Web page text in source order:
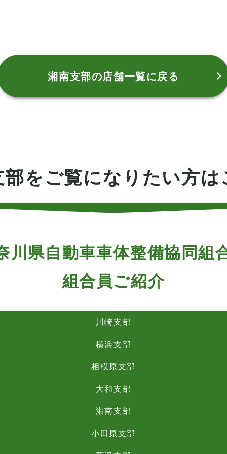
湘南支部の店舗一覧に戻る
をご覧になりたい方は
川県自動車車体整備協同組
組合員ご紹介
川崎支部
横浜支部
相模原支部
大和支部
湘南支部
小田原支部